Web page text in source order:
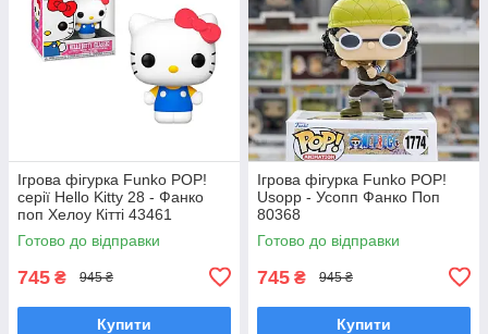
Ігрова фігурка Funko POP!
серії Hello Kitty 28 - Фанко
поп Хелоу Кітті 43461
Готово до відправки
745 ₴ 945 ₴
Купити
Ігрова фігурка Funko POP!
Usopp - Усопп Фанко Поп
80368
Готово до відправки
745 ₴ 945 ₴
Купити